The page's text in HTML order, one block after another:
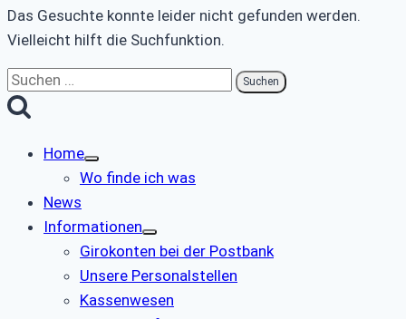
Das Gesuchte konnte leider nicht gefunden werden.
Vielleicht hilft die Suchfunktion.
Suchen
nach:
Home
Wo finde ich was
News
Informationen
Girokonten bei der Postbank
Unsere Personalstellen
Kassenwesen